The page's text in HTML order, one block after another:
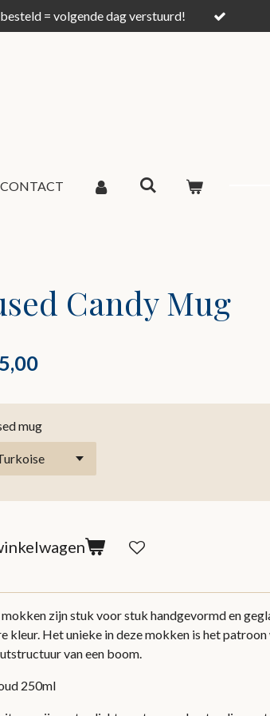
= volgende dag verstuurd!
CONTACT
Candy Mug
mug
zijn stuk voor stuk handgevormd en
kleur. Het unieke in deze mokken is het
van een boom.
250ml